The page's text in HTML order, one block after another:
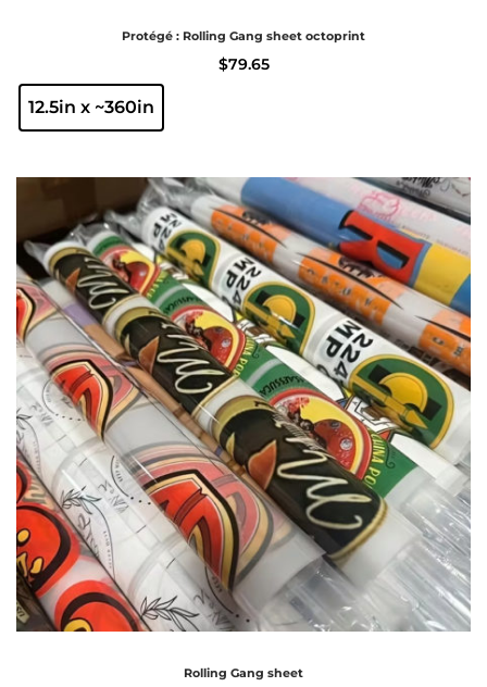
Protégé : Rolling Gang sheet octoprint
$79.65
12.5in x ~360in
Rolling Gang sheet